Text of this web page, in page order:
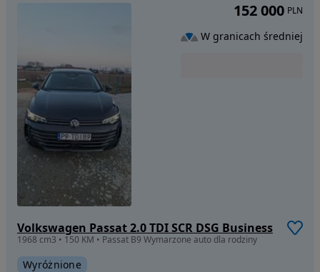
Volkswagen Passat 2.0 TDI SCR DSG Business
1968 cm3 • 150 KM • Passat B9 Wymarzone auto dla rodziny
Wyróżnione
152 000 PLN
W granicach średniej